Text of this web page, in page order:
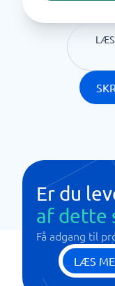
LÆS
Er du
af dette
Få adgang til
LÆS